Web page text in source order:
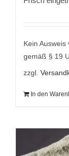
Kein
gemäß § 19
zzgl.
In den